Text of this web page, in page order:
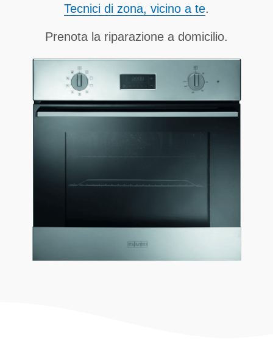
Tecnici di zona, vicino a te.
Prenota la riparazione a domicilio.